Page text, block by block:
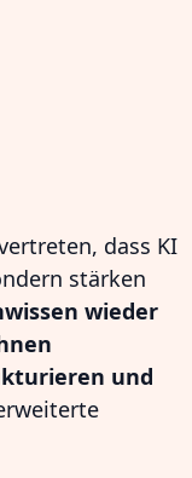
dass KI
stärken
wieder
und